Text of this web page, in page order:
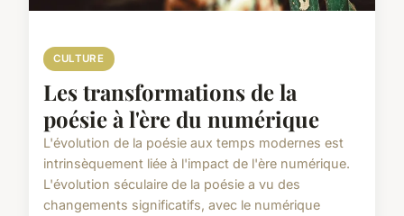
CULTURE
Les transformations de la
poésie à l'ère du numérique
L'évolution de la poésie aux temps modernes est
intrinsèquement liée à l'impact de l'ère numérique.
L'évolution séculaire de la poésie a vu des
changements significatifs, avec le numérique